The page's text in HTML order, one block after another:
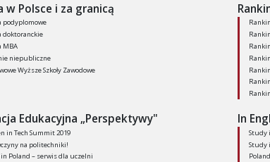
w Polsce i za granicą
podyplomowe
doktoranckie
MBA
niepubliczne
Wyższe Szkoły Zawodowe
Edukacyjna „Perspektywy"
in Tech Summit 2019
na politechniki!
Poland – serwis dla uczelni
In
Study
Study